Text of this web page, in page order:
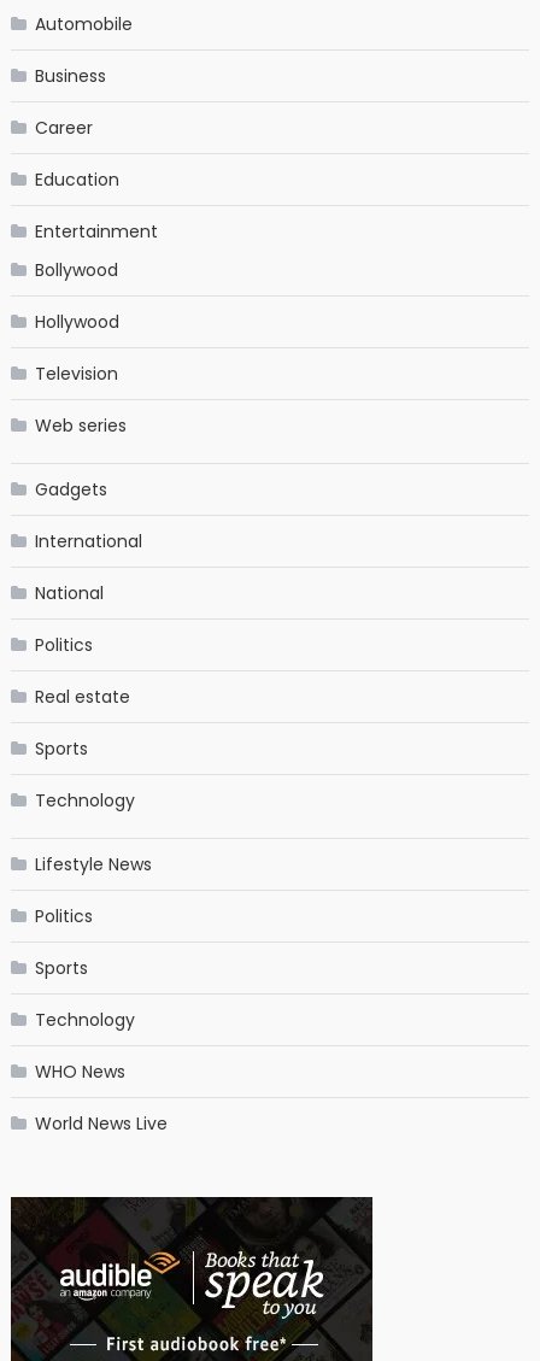
Automobile
Business
Career
Education
Entertainment
Bollywood
Hollywood
Television
Web series
Gadgets
International
National
Politics
Real estate
Sports
Technology
Lifestyle News
Politics
Sports
Technology
WHO News
World News Live